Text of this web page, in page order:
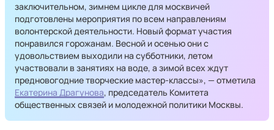
заключительном, зимнем цикле для москвичей
подготовлены мероприятия по всем направлениям
волонтерской деятельности. Новый формат участия
понравился горожанам. Весной и осенью они с
удовольствием выходили на субботники, летом
участвовали в занятиях на воде, а зимой всех ждут
предновогодние творческие мастер-классы», — отметила
Екатерина Драгунова, председатель Комитета
общественных связей и молодежной политики Москвы.